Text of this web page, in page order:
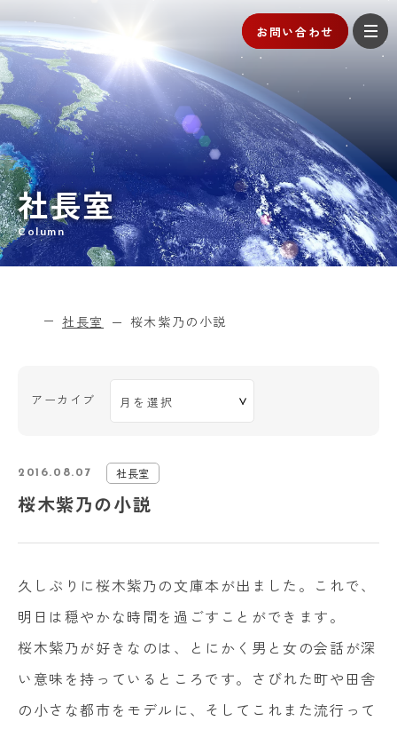
お問い合わせ
社長室
Column
社長室 桜木紫乃の小説
アーカイブ
2016.08.07 社長室
桜木紫乃の小説
久しぶりに桜木紫乃の文庫本が出ました。これで、
明日は穏やかな時間を過ごすことができます。
桜木紫乃が好きなのは、とにかく男と女の会話が深
い意味を持っているところです。さびれた町や田舎
の小さな都市をモデルに、そしてこれまた流行って